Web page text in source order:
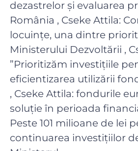
dezastrelor și evaluarea
România , Cseke Attila:
locuințe, una dintre
Ministerului Dezvoltării ,
”Prioritizăm investițiile
eficientizarea utilizării
, Cseke Attila: fondurile
soluție în perioada
Peste 101 milioane de lei
continuarea investițiilor